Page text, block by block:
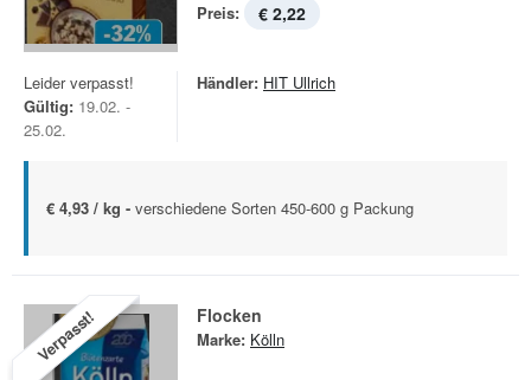
Preis: € 2,22
Leider verpasst!
Gültig: 19.02. -
25.02.
Händler: HIT Ullrich
€ 4,93 / kg - verschiedene Sorten 450-600 g Packung
Verpasst! Flocken
Marke: Kölln